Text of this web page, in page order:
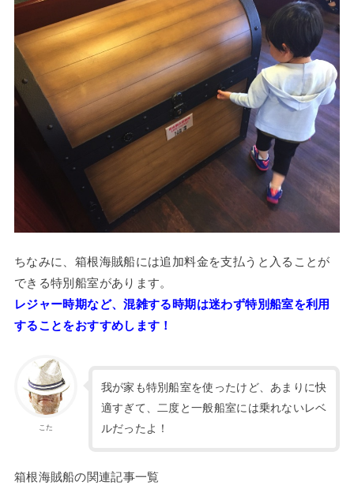
ちなみに、箱根海賊船には追加料金を支払うと入ることが
できる特別船室があります。
レジャー時期など、混雑する時期は迷わず特別船室を利用
することをおすすめします！
こた
我が家も特別船室を使ったけど、あまりに快
適すぎて、二度と一般船室には乗れないレベ
ルだったよ！
箱根海賊船の関連記事一覧